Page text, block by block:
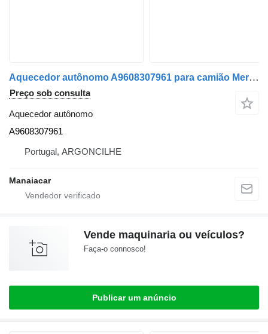
Aquecedor autônomo A9608307961 para camião Mercedes-Benz ACTROS MP4 | 11
Preço sob consulta
Aquecedor autônomo
A9608307961
Portugal, ARGONCILHE
Manaiacar
Vende maquinaria ou veículos?
Faça-o connosco!
Publicar um anúncio